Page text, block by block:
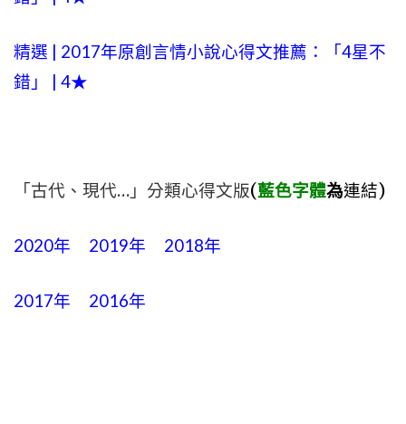
精選 | 2017年原創言情小說心得文推薦：「4星不
錯」 | 4★
「古代、現代…」分類心得文版(藍色字體為連結)
2020年 2019年 2018年
2017年 2016年